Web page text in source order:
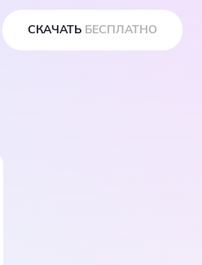
СКАЧАТЬ БЕСПЛАТНО